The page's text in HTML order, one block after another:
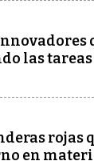
las
rojas
en